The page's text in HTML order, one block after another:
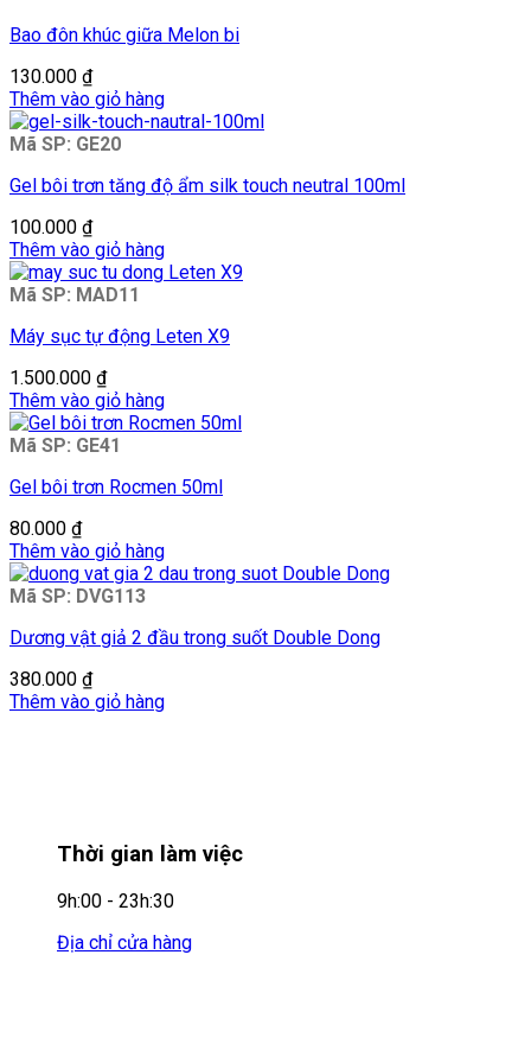
Bao đôn khúc giữa Melon bi
130.000 ₫
Thêm vào giỏ hàng
Mã SP: GE20
Gel bôi trơn tăng độ ẩm silk touch neutral 100ml
100.000 ₫
Thêm vào giỏ hàng
Mã SP: MAD11
Máy sục tự động Leten X9
1.500.000 ₫
Thêm vào giỏ hàng
Mã SP: GE41
Gel bôi trơn Rocmen 50ml
80.000 ₫
Thêm vào giỏ hàng
Mã SP: DVG113
Dương vật giả 2 đầu trong suốt Double Dong
380.000 ₫
Thêm vào giỏ hàng
Thời gian làm việc
9h:00 - 23h:30
Địa chỉ cửa hàng